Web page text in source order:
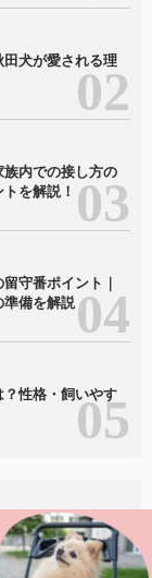
犬が愛される理
内での接し方の
を解説！
守番ポイント｜
準備を解説
性格・飼いやす